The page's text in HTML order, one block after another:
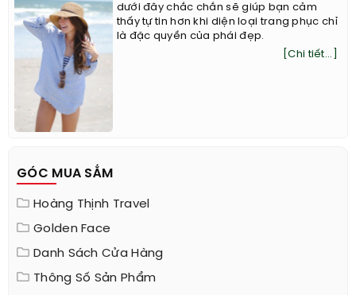
dưới đây chắc chắn sẽ giúp bạn cảm
thấy tự tin hơn khi diện loại trang phục chỉ
là đặc quyền của phái đẹp.
[Chi tiết...]
GÓC MUA SẮM
Hoàng Thịnh Travel
Golden Face
Danh Sách Cửa Hàng
Thông Số Sản Phẩm